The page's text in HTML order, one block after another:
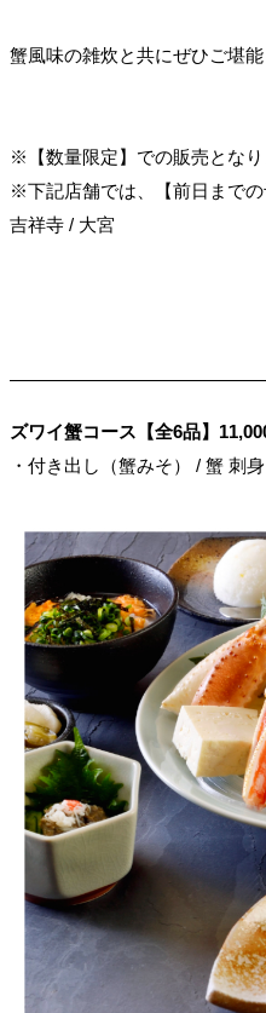
蟹風味の雑炊と共にぜひご堪能
※【数量限定】での販売となり
※下記店舗では、【前日までの
吉祥寺 / 大宮
ズワイ蟹コース【全6品】
・付き出し（蟹みそ） / 蟹 刺